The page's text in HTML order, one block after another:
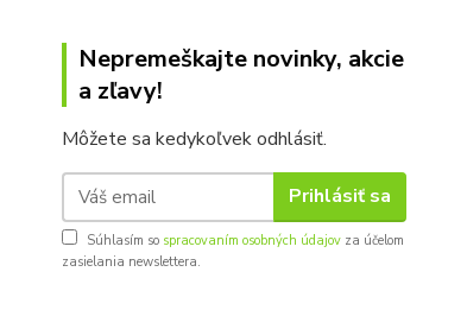
Nepremeškajte novinky, akcie
a zľavy!
Môžete sa kedykoľvek odhlásiť.
Prihlásiť sa
Súhlasím so spracovaním osobných údajov za účelom
zasielania newslettera.